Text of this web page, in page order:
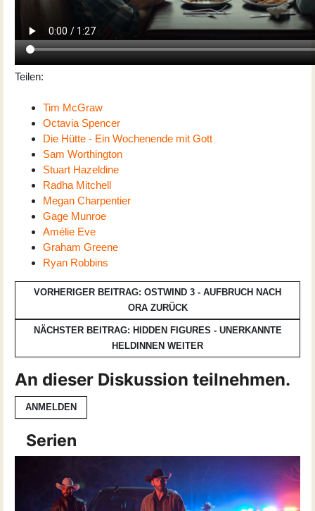
Teilen:
Tim McGraw
Octavia Spencer
Die Hütte - Ein Wochenende mit Gott
Sam Worthington
Stuart Hazeldine
Radha Mitchell
Megan Charpentier
Gage Munroe
Amélie Eve
Graham Greene
Ryan Robbins
VORHERIGER BEITRAG: OSTWIND 3 - AUFBRUCH NACH
ORA ZURÜCK
NÄCHSTER BEITRAG: HIDDEN FIGURES - UNERKANNTE
HELDINNEN WEITER
An dieser Diskussion teilnehmen.
ANMELDEN
Serien